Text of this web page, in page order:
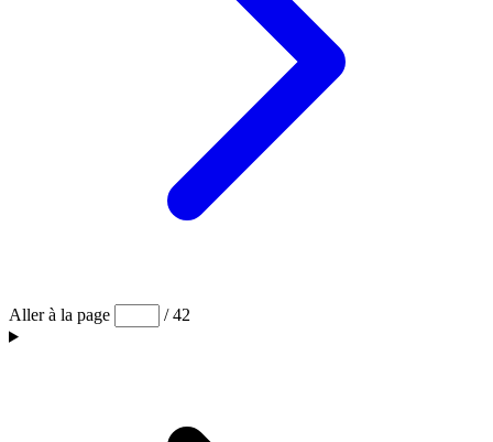
Aller à la page / 42